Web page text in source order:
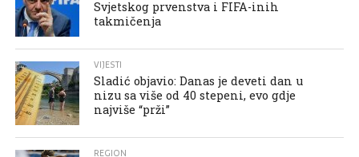
Svjetskog prvenstva i FIFA-inih
takmičenja
VIJESTI
Sladić objavio: Danas je deveti dan u
nizu sa više od 40 stepeni, evo gdje
najviše “prži”
REGION